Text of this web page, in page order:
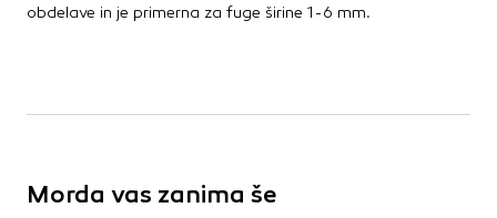
obdelave in je primerna za fuge širine 1-6 mm.
Morda vas zanima še